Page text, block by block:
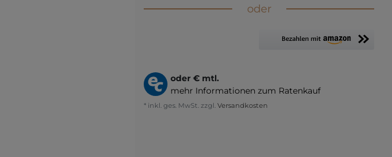
oder
oder € mtl.
mehr Informationen zum Ratenkauf
* inkl. ges. MwSt. zzgl. Versandkosten